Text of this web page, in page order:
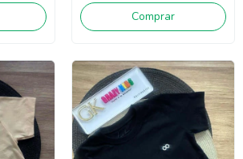
Comprar